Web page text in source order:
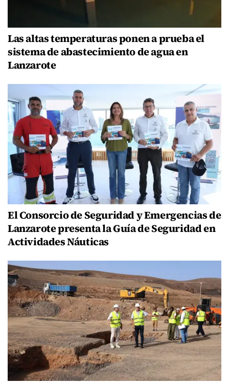
Las altas temperaturas ponen a prueba el
sistema de abastecimiento de agua en
Lanzarote
El Consorcio de Seguridad y Emergencias de
Lanzarote presenta la Guía de Seguridad en
Actividades Náuticas